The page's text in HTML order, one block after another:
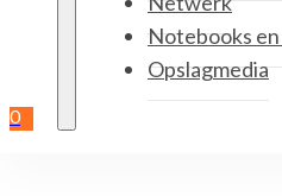
0
Notebooks
Opslagmedia